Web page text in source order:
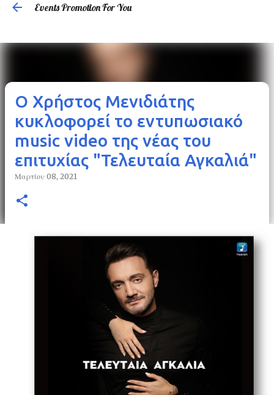
Events Promotion For You
Ο Χρήστος Μενιδιάτης
κυκλοφορεί το εντυπωσιακό
music video της νέας του
επιτυχίας "Τελευταία Αγκαλιά"
Μαρτίου 08, 2021